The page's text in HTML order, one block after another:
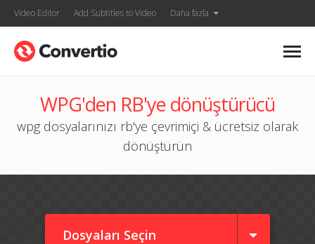
Video Editor Add Subtitles to Video Daha fazla
WPG'den RB'ye dönüştürücü
wpg dosyalarınızı rb'ye çevrimiçi & ücretsiz olarak
dönüştürün
Dosyaları Seçin